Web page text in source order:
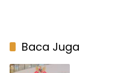
Baca Juga